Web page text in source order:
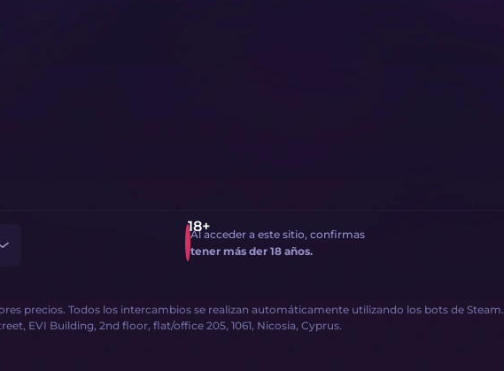
precios. Todos los intercambios se realizan automáticamente utilizando los bots de Steam.
EVI Building, 2nd floor, flat/office 205, 1061, Nicosia, Cyprus.
Al acceder a este sitio, confirmas
tener más der 18 años.